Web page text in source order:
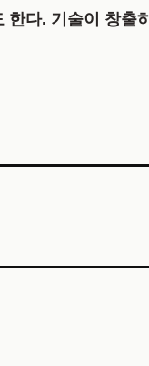
다. 기술이 창